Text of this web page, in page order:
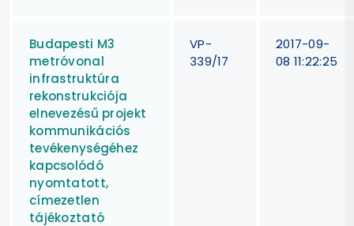
Budapesti M3
metróvonal
infrastruktúra
rekonstrukciója
elnevezésű projekt
kommunikációs
tevékenységéhez
kapcsolódó
nyomtatott,
címezetlen
tájékoztató
VP-
339/17
2017-09-
08 11:22:25